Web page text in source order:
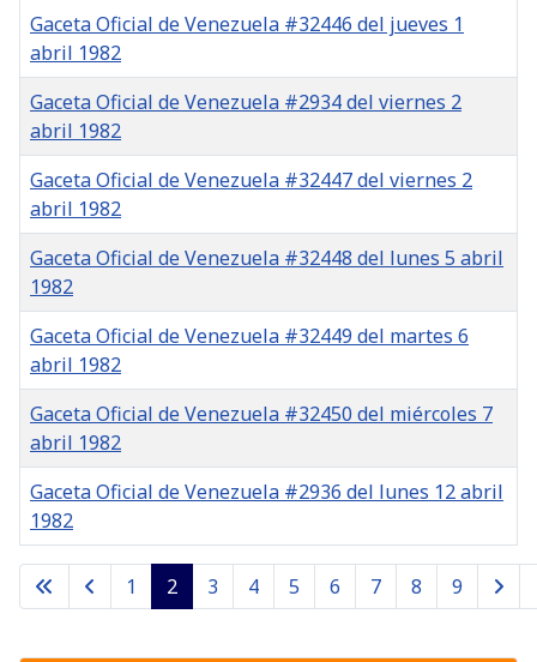
Gacetas
Gaceta Oficial de Venezuela #32446 del jueves 1
abril 1982
Gaceta Oficial de Venezuela #2934 del viernes 2
abril 1982
Gaceta Oficial de Venezuela #32447 del viernes 2
abril 1982
Gaceta Oficial de Venezuela #32448 del lunes 5 abril
1982
Gaceta Oficial de Venezuela #32449 del martes 6
abril 1982
Gaceta Oficial de Venezuela #32450 del miércoles 7
abril 1982
Gaceta Oficial de Venezuela #2936 del lunes 12 abril
1982
Página 2 de 9
1 2 3 4 5 6 7 8 9